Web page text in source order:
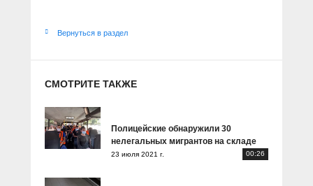
Вернуться в раздел
СМОТРИТЕ ТАКЖЕ
Полицейские обнаружили 30
нелегальных мигрантов на складе
23 июля 2021 г. 00:26